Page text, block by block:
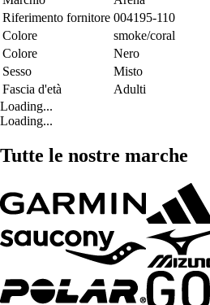
Riferimento fornitore 004195-110
Colore
smoke/coral
Colore
Nero
Sesso
Misto
Fascia d'età
Adulti
Loading...
Loading...
Tutte le nostre marche